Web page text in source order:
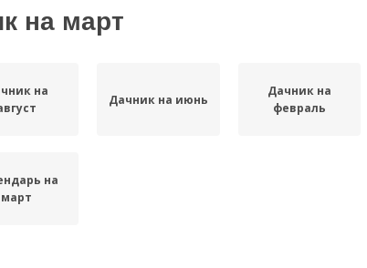
на март
на
Дачник на июнь
Дачник на
февраль
на
март